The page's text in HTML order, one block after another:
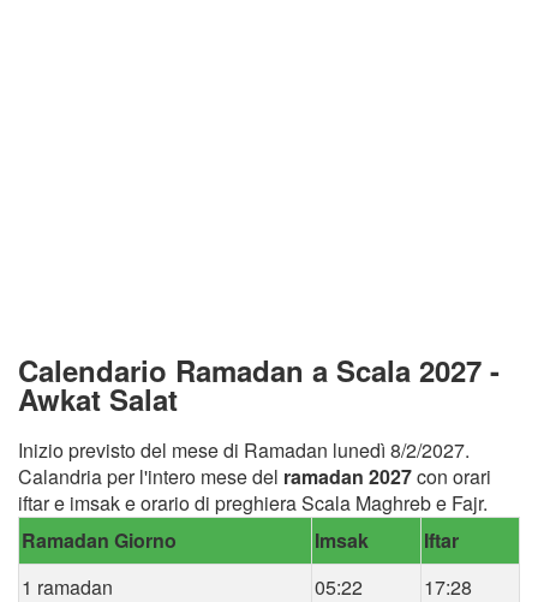
Calendario Ramadan a Scala 2027 -
Awkat Salat
Inizio previsto del mese di Ramadan lunedì 8/2/2027.
Calandria per l'intero mese del ramadan 2027con orari
iftar e imsak e orario di preghiera Scala Maghreb e Fajr.
Ramadan Giorno
Imsak
Iftar
1 ramadan
05:22
17:28